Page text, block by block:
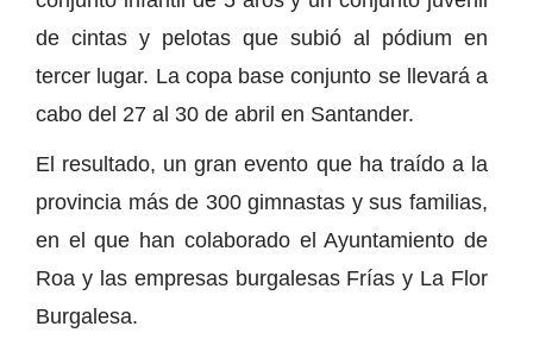
de cintas y pelotas que subió al pódium en
tercer lugar. La copa base conjunto se llevará a
cabo del 27 al 30 de abril en Santander.
El resultado, un gran evento que ha traído a la
provincia más de 300 gimnastas y sus familias,
en el que han colaborado el Ayuntamiento de
Roa y las empresas burgalesas Frías y La Flor
Burgalesa.